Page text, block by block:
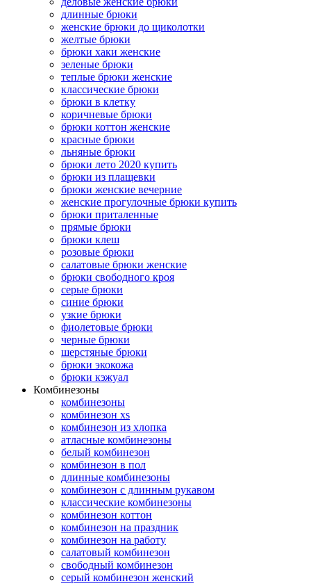
длинные брюки
женские брюки до щиколотки
желтые брюки
брюки хаки женские
зеленые брюки
теплые брюки женские
классические брюки
брюки в клетку
коричневые брюки
брюки коттон женские
красные брюки
льняные брюки
брюки лето 2020 купить
брюки из плащевки
брюки женские вечерние
женские прогулочные брюки купить
брюки приталенные
прямые брюки
брюки клеш
розовые брюки
салатовые брюки женские
брюки свободного кроя
серые брюки
синие брюки
узкие брюки
фиолетовые брюки
черные брюки
шерстяные брюки
брюки экокожа
брюки кэжуал
Комбинезоны
комбинезоны
комбинезон xs
комбинезон из хлопка
атласные комбинезоны
белый комбинезон
комбинезон в пол
длинные комбинезоны
комбинезон с длинным рукавом
классические комбинезоны
комбинезон коттон
комбинезон на праздник
комбинезон на работу
салатовый комбинезон
свободный комбинезон
серый комбинезон женский